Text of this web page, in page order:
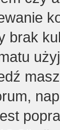
brak